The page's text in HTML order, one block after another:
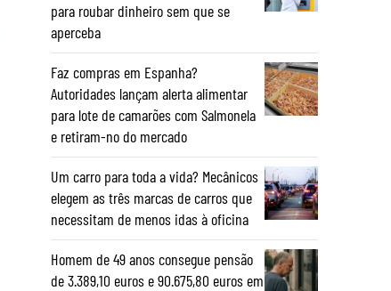
para roubar dinheiro sem que se
aperceba
Faz compras em Espanha?
Autoridades lançam alerta alimentar
para lote de camarões com Salmonela
e retiram-no do mercado
Um carro para toda a vida? Mecânicos
elegem as três marcas de carros que
necessitam de menos idas à oficina
Homem de 49 anos consegue pensão
de 3.389,10 euros e 90.675,80 euros em